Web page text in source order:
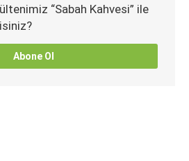
“Sabah Kahvesi” ile
Abone Ol